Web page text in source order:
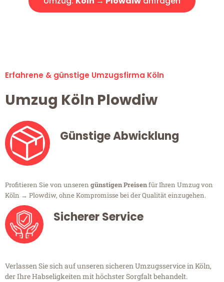
Erfahrene & günstige Umzugsfirma Köln
Umzug Köln Plowdiw
Günstige Abwicklung
Profitieren Sie von unseren günstigen Preisenfür Ihren Umzug von
Köln → Plowdiw, ohne Kompromisse bei der Qualität einzugehen.
Sicherer Service
Verlassen Sie sich auf unseren sicheren Umzugsservice in Köln,
der Ihre Habseligkeiten mit höchster Sorgfalt behandelt.